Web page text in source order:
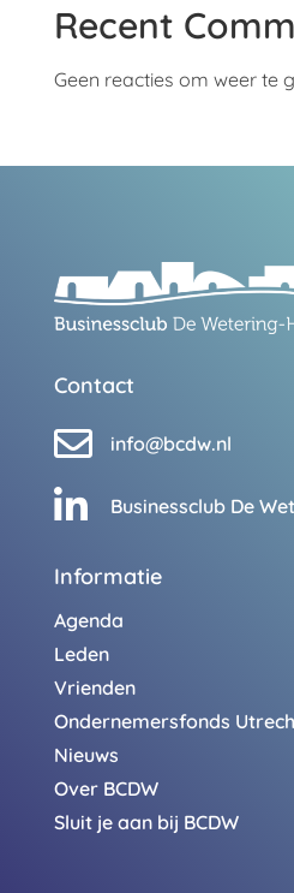
Recent
Geen reacties om weer te
Contact
 info@bcdw.nl
 Businessclub De
Informatie
Agenda
Leden
Vrienden
Ondernemersfonds
Nieuws
Over BCDW
Sluit je aan bij BCDW